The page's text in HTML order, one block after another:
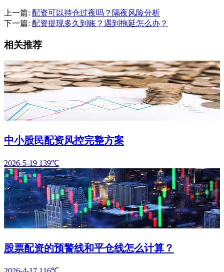
上一篇: 配资可以持仓过夜吗？隔夜风险分析
下一篇: 配资提现多久到账？遇到拖延怎么办？
相关推荐
中小股民配资风控完整方案
2026-5-19 139℃
股票配资的预警线和平仓线怎么计算？